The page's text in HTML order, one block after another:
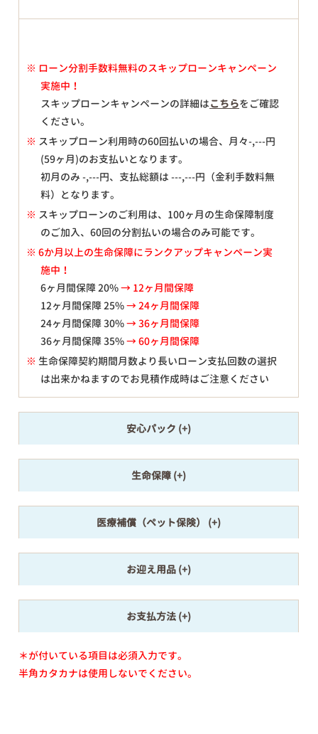
※ ローン分割手数料無料のスキップローンキャンペーン
実施中！
スキップローンキャンペーンの詳細はこちらをご確認
ください。
※ スキップローン利用時の60回払いの場合、月々-,---円
(59ヶ月)のお支払いとなります。
初月のみ-,---円、支払総額は---,---円（金利手数料無
料）となります。
※ スキップローンのご利用は、100ヶ月の生命保障制度
のご加入、60回の分割払いの場合のみ可能です。
※ 6か月以上の生命保障にランクアップキャンペーン実
施中！
6ヶ月間保障 20%→ 12ヶ月間保障
12ヶ月間保障 25%→ 24ヶ月間保障
24ヶ月間保障 30%→ 36ヶ月間保障
36ヶ月間保障 35%→ 60ヶ月間保障
※ 生命保障契約期間月数より長いローン支払回数の選択
は出来かねますのでお見積作成時はご注意ください
安心パック
生命保障
医療補償（ペット保険）
お迎え用品
お支払方法
＊が付いている項目は必須入力です。
半角カタカナは使用しないでください。